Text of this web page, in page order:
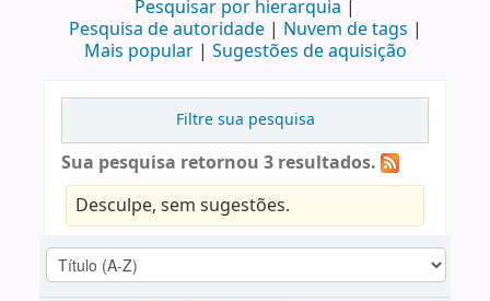
Pesquisar por hierarquia
Pesquisa de autoridade
Nuvem de tags
Mais popular
Sugestões de aquisição
Filtre sua pesquisa
Sua pesquisa retornou 3 resultados.
Desculpe, sem sugestões.